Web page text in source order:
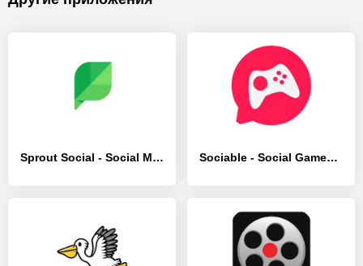
Sprout Social - Social Media - [Премиум версия] Sociable - Social Games & Chat - [Премиум версия]